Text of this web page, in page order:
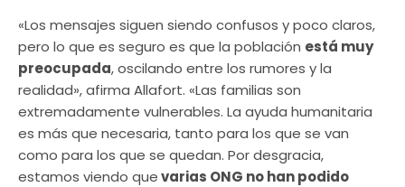
«Los mensajes siguen siendo confusos y poco claros,
pero lo que es seguro es que la población está muy
preocupada, oscilando entre los rumores y la
realidad», afirma Allafort. «Las familias son
extremadamente vulnerables. La ayuda humanitaria
es más que necesaria, tanto para los que se van
como para los que se quedan. Por desgracia,
estamos viendo quevarias ONG no han podido